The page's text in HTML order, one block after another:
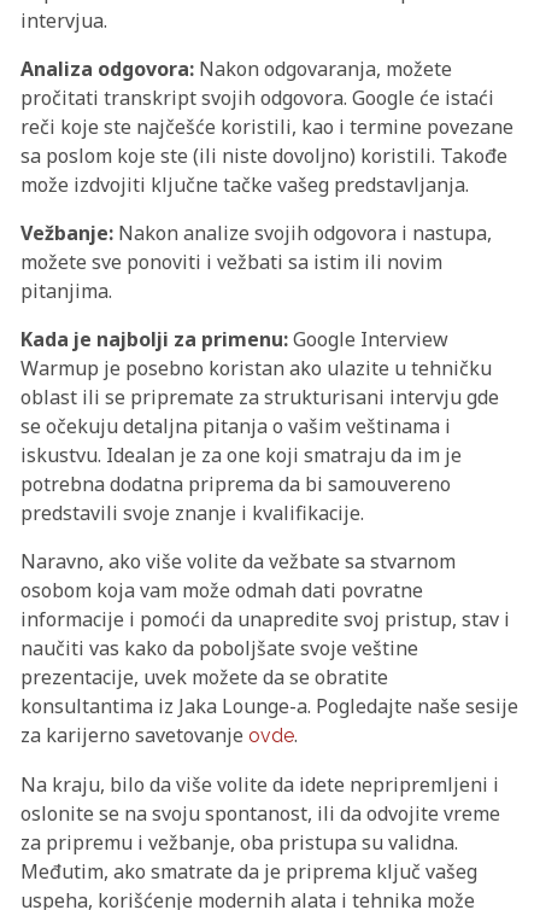
intervjua.
Analiza odgovora: Nakon odgovaranja, možete
pročitati transkript svojih odgovora. Google će istaći
reči koje ste najčešće koristili, kao i termine povezane
sa poslom koje ste (ili niste dovoljno) koristili. Takođe
može izdvojiti ključne tačke vašeg predstavljanja.
Vežbanje: Nakon analize svojih odgovora i nastupa,
možete sve ponoviti i vežbati sa istim ili novim
pitanjima.
Kada je najbolji za primenu:Google Interview
Warmup je posebno koristan ako ulazite u tehničku
oblast ili se pripremate za strukturisani intervju gde
se očekuju detaljna pitanja o vašim veštinama i
iskustvu. Idealan je za one koji smatraju da im je
potrebna dodatna priprema da bi samouvereno
predstavili svoje znanje i kvalifikacije.
Naravno, ako više volite da vežbate sa stvarnom
osobom koja vam može odmah dati povratne
informacije i pomoći da unapredite svoj pristup, stav i
naučiti vas kako da poboljšate svoje veštine
prezentacije, uvek možete da se obratite
konsultantima iz Jaka Lounge-a. Pogledajte naše sesije
za karijerno savetovanje ovde.
Na kraju, bilo da više volite da idete nepripremljeni i
oslonite se na svoju spontanost, ili da odvojite vreme
za pripremu i vežbanje, oba pristupa su validna.
Međutim, ako smatrate da je priprema ključ vašeg
uspeha, korišćenje modernih alata i tehnika može